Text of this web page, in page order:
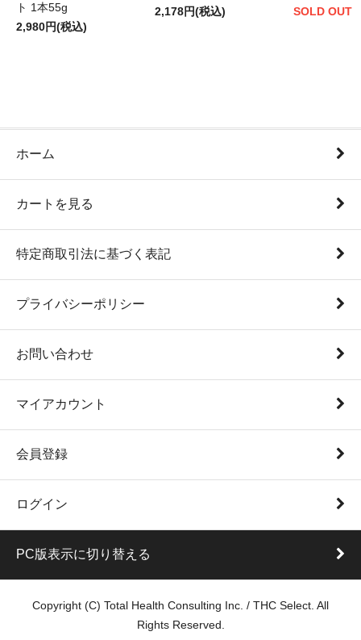
ト 1本55g
2,980円(税込)
2,178円(税込)
SOLD OUT
ホーム
カートを見る
特定商取引法に基づく表記
プライバシーポリシー
お問い合わせ
マイアカウント
会員登録
ログイン
PC版表示に切り替える
Copyright (C) Total Health Consulting Inc. / THC Select. All
Rights Reserved.